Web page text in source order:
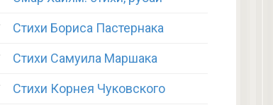
Стихи Бориса Пастернака
Стихи Самуила Маршака
Стихи Корнея Чуковского